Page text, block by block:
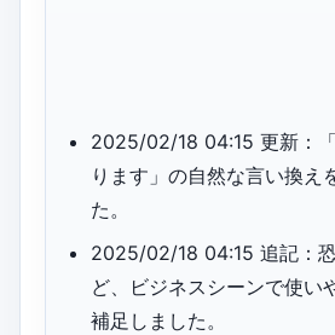
2025/02/18 04:15 更新：
ります」の自然な言い換え
た。
2025/02/18 04:15 追記：
ど、ビジネスシーンで使い
補足しました。